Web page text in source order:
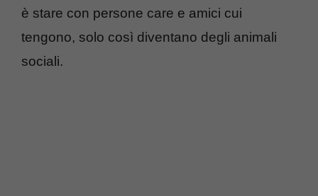
è stare con persone care e amici cui
tengono, solo così diventano degli animali
sociali.